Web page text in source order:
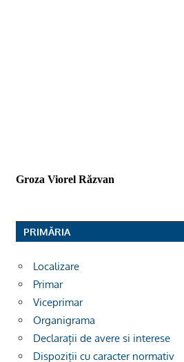
Groza Viorel Răzvan
PRIMĂRIA
Localizare
Primar
Viceprimar
Organigrama
Declarații de avere si interese
Dispoziții cu caracter normativ